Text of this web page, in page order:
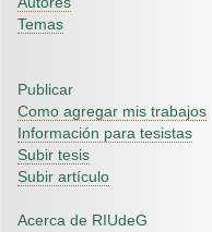
Temas
Publicar
Como agregar mis trabajos
Información para tesistas
Subir tesis
Subir artículo
Acerca de RIUdeG